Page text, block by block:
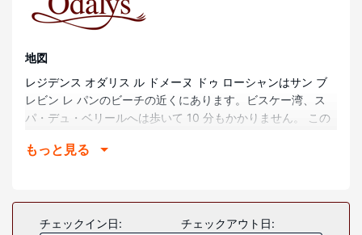
地図
レジデンス オダリス ル ドメーヌ ドゥ ローシャンはサン ブ
レビン レ パンのビーチの近くにあります。ビスケー湾、ス
パ・デュ・ベリールへは歩いて 10 分もかかりません。 この
サンブレヴァンまで 0.9 km の場所にあります。
全 70 室ある客室には、冷蔵庫、コンロなどの備わった簡易
キッチンがあり、ゆったりおくつろぎいただけます。WiFi (無
もっと見る
チェックイン日: チェックアウト日: